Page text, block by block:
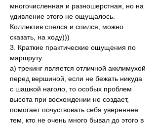
многочисленная и разношерстная, но на
удивление этого не ощущалось.
Коллектив спелся и спился, можно
сказать, на ходу)))
3. Краткие практические ощущения по
маршруту:
а) трекинг является отличной акклимухой
перед вершиной, если не бежать никуда
с шашкой наголо, то особых проблем
высота при восхождении не создает,
помогает почуствовать себя увереннее
тем, кто не очень много бывал до этого в